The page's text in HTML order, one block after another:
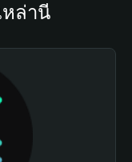
ล่านี้